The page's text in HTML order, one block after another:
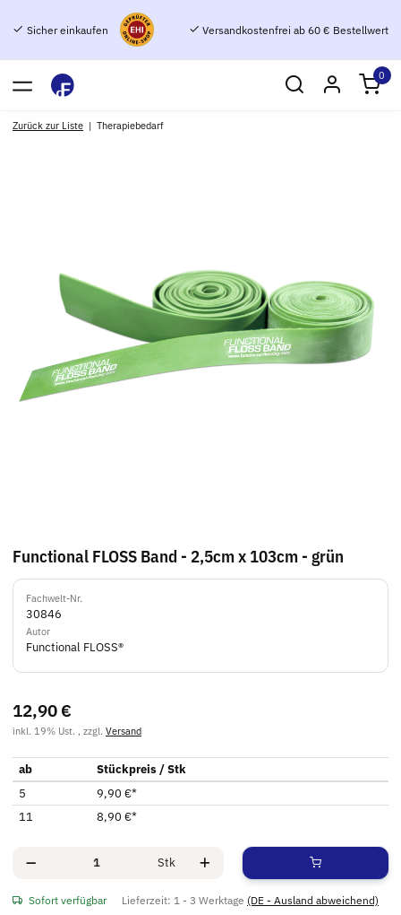
Sicher einkaufen Versandkostenfrei ab 60 € Bestellwert
0
Zurück zur Liste Therapiebedarf
Functional FLOSS Band - 2,5cm x 103cm - grün
Fachwelt-Nr.
30846
Autor
Functional FLOSS®
12,90 €
inkl. 19% Ust. , zzgl. Versand
ab
Stückpreis / Stk
5
9,90 €*
11
8,90 €*
Stk
Sofort verfügbar Lieferzeit: 1 - 3 Werktage (DE - Ausland abweichend)